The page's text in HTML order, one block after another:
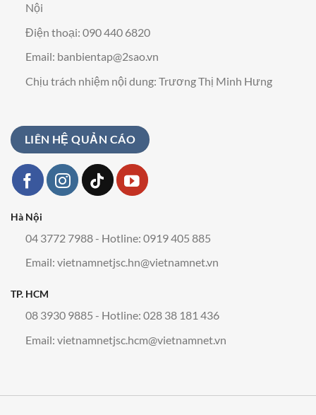
Nội
Điện thoại: 090 440 6820
Email: banbientap@2sao.vn
Chịu trách nhiệm nội dung: Trương Thị Minh Hưng
LIÊN HỆ QUẢN CÁO
Hà Nội
04 3772 7988 - Hotline: 0919 405 885
Email: vietnamnetjsc.hn@vietnamnet.vn
TP. HCM
08 3930 9885 - Hotline: 028 38 181 436
Email: vietnamnetjsc.hcm@vietnamnet.vn